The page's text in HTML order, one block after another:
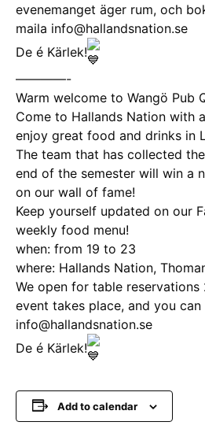
evenemanget äger rum, och
maila info@hallandsnation.se
De é Kärlek!
————-
Warm welcome to Wangö Pub
Come to Hallands Nation with
enjoy great food and drinks in
The team that has collected
end of the semester will win a
on our wall of fame!
Keep yourself updated on our
weekly food menu!
when: from 19 to 23
where: Hallands Nation,
We open for table
event takes place, and you
info@hallandsnation.se
De é Kärlek!
Add to calendar